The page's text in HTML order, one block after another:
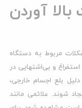
بالا آوردن
مربوط به دستگاه
و بی‌اشتهایی در
بلع اجسام خارجی،
شوند. علائمی مانند